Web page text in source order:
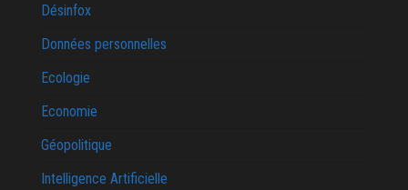
Désinfox
Données personnelles
Ecologie
Economie
Géopolitique
Intelligence Artificielle